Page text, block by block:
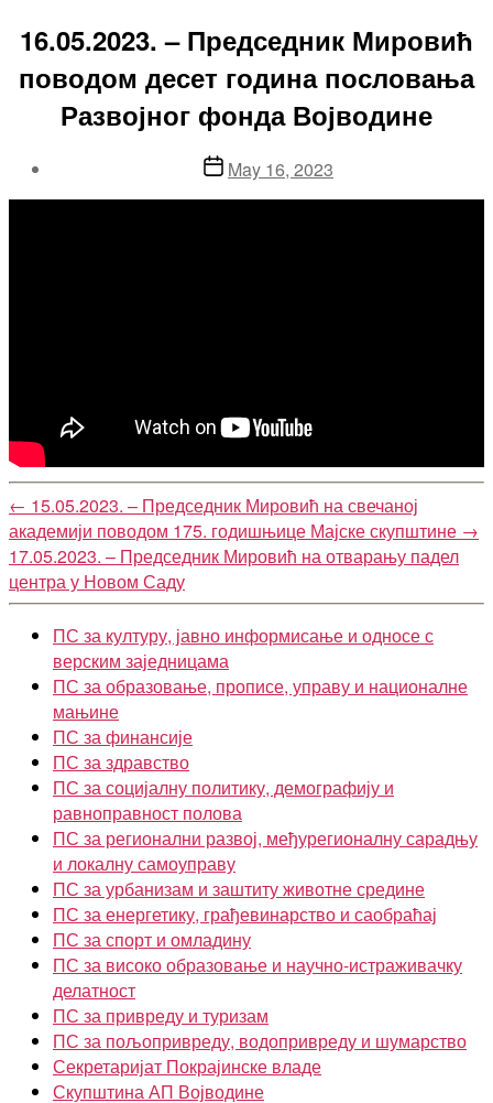
16.05.2023. – Председник Мировић
поводом десет година пословања
Развојног фонда Војводине
PostMay 16, 2023
← 15.05.2023. – Председник Мировић на свечаној
академији поводом 175. годишњице Мајске скупштине →
17.05.2023. – Председник Мировић на отварању падел
центра у Новом Саду
ПС за културу, јавно информисање и односе с
верским заједницама
ПС за образовање, прописе, управу и националне
мањине
ПС за финансије
ПС за здравство
ПС за социјалну политику, демографију и
равноправност полова
ПС за регионални развој, међурегионалну сарадњу
и локалну самоуправу
ПС за урбанизам и заштиту животне средине
ПС за енергетику, грађевинарство и саобраћај
ПС за спорт и омладину
ПС за високо образовање и научно-истраживачку
делатност
ПС за привреду и туризам
ПС за пољопривреду, водопривреду и шумарство
Секретаријат Покрајинске владе
Скупштина АП Војводине